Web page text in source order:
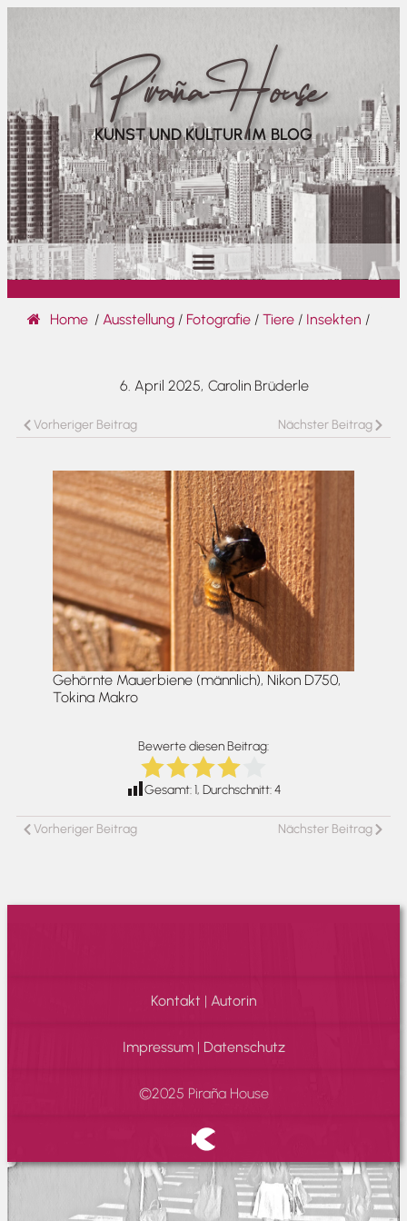
KUNST UND KULTUR IM BLOG
Piraña House
Home / Ausstellung / Fotografie / Tiere / Insekten /
6. April 2025, Carolin Brüderle
Vorheriger Beitrag Nächster Beitrag
Gehörnte Mauerbiene (männlich), Nikon D750,
Tokina Makro
Bewerte diesen Beitrag:
Gesamt:1, Durchschnitt:4
Vorheriger Beitrag Nächster Beitrag
Kontakt | Autorin
Impressum| Datenschutz
©2025 Piraña House